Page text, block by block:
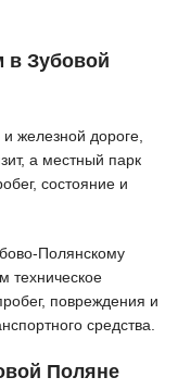
в Зубовой
железной дороге,
а местный парк
состояние и
Полянскому
техническое
повреждения и
средства.
Поляне